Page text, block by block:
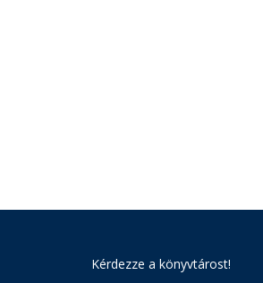
Kérdezze a könyvtárost!